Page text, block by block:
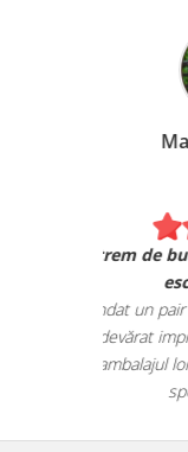
Sunt
Am
Au